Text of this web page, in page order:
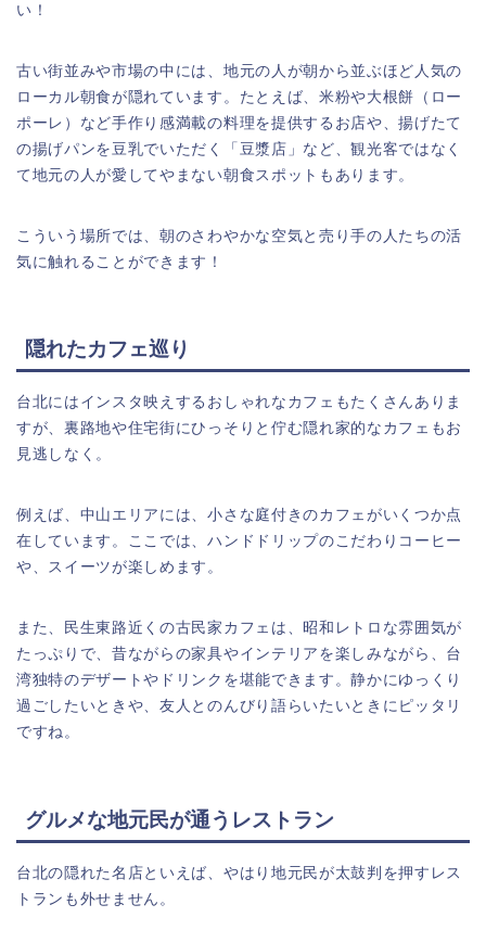
い！
古い街並みや市場の中には、地元の人が朝から並ぶほど人気の
ローカル朝食が隠れています。たとえば、米粉や大根餅（ロー
ポーレ）など手作り感満載の料理を提供するお店や、揚げたて
の揚げパンを豆乳でいただく「豆漿店」など、観光客ではなく
て地元の人が愛してやまない朝食スポットもあります。
こういう場所では、朝のさわやかな空気と売り手の人たちの活
気に触れることができます！
隠れたカフェ巡り
台北にはインスタ映えするおしゃれなカフェもたくさんありま
すが、裏路地や住宅街にひっそりと佇む隠れ家的なカフェもお
見逃しなく。
例えば、中山エリアには、小さな庭付きのカフェがいくつか点
在しています。ここでは、ハンドドリップのこだわりコーヒー
や、スイーツが楽しめます。
また、民生東路近くの古民家カフェは、昭和レトロな雰囲気が
たっぷりで、昔ながらの家具やインテリアを楽しみながら、台
湾独特のデザートやドリンクを堪能できます。静かにゆっくり
過ごしたいときや、友人とのんびり語らいたいときにピッタリ
ですね。
グルメな地元民が通うレストラン
台北の隠れた名店といえば、やはり地元民が太鼓判を押すレス
トランも外せません。